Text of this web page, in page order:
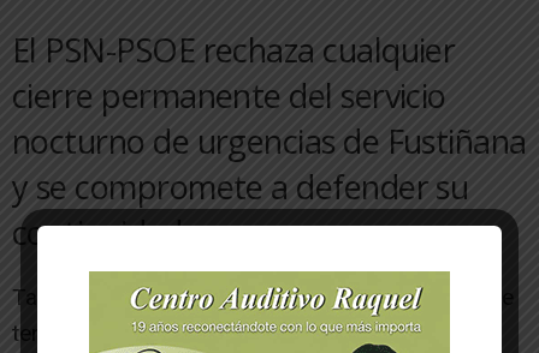
El PSN-PSOE rechaza cualquier
cierre permanente del servicio
nocturno de urgencias de Fustiñana
y se compromete a defender su
continuidad
También ha habido declaraciones respecto a este
tema desde el Partido Socialista. Esther Iso,